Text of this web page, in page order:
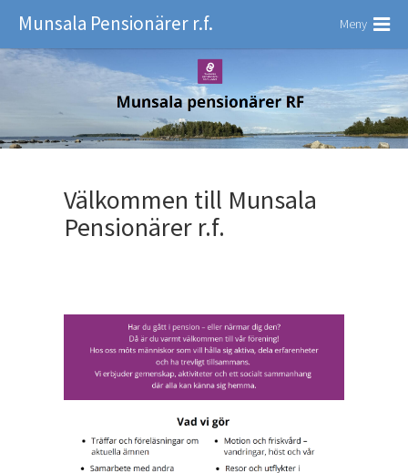
Munsala Pensionärer r.f. Meny
Välkommen till Munsala
Pensionärer r.f.